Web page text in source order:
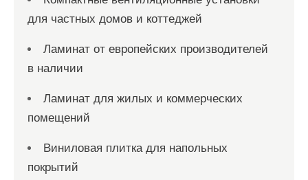
для частных домов и коттеджей
Ламинат от европейских производителей
в наличии
Ламинат для жилых и коммерческих
помещений
Виниловая плитка для напольных
покрытий